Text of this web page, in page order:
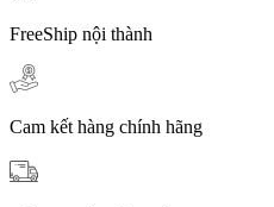
FreeShip nội thành
Cam kết hàng chính hãng